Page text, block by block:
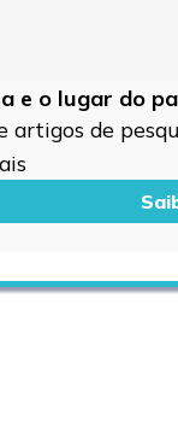
e o lugar do
de